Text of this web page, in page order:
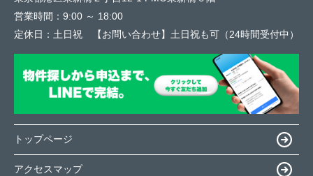
営業時間： 9:00 ～ 18:00
定休日： 土日祝 【お問い合わせ】土日祝も可（24時間受付中）
トップページ
アクセスマップ